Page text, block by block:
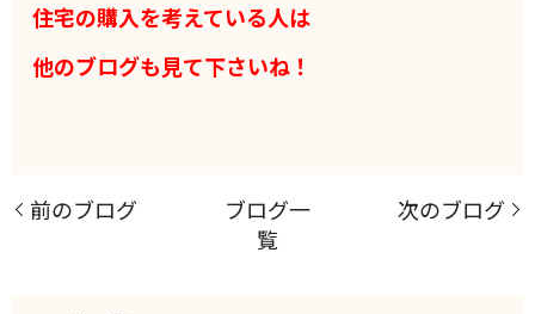
住宅の購入を考えている人は
他のブログも見て下さいね！
前のブログ
ブログ一
覧
次のブログ